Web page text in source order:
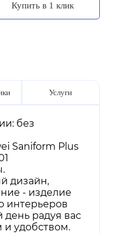
Купить в 1 клик
Услуги
без
Saniform Plus
дизайн,
- изделие
интерьеров
радуя вас
удобством.